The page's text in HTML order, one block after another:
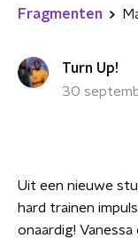
Fragmenten
Turn Up!
30
Uit een nieuwe
hard trainen
onaardig!